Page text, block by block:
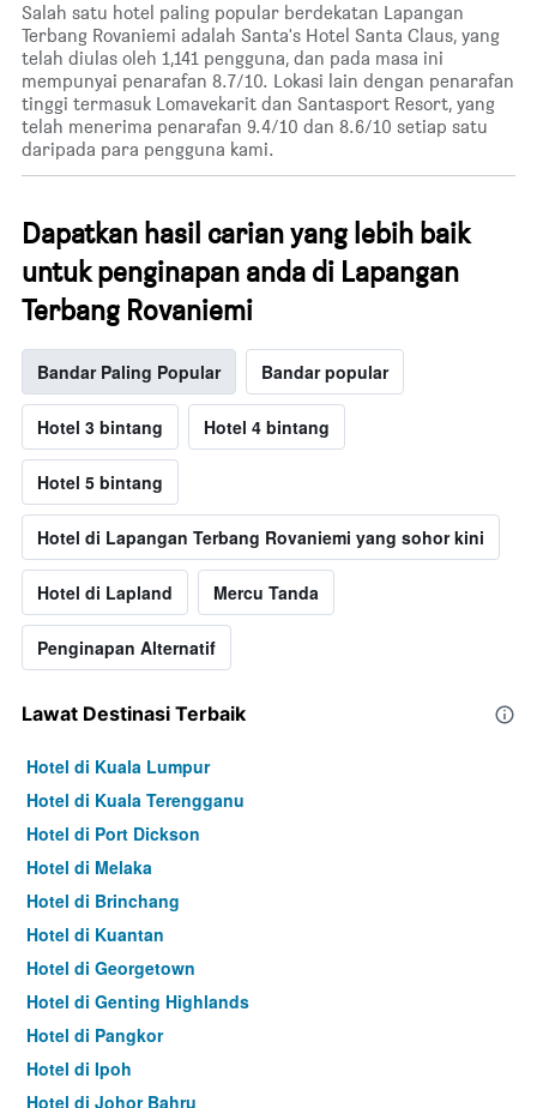
Salah satu hotel paling popular berdekatan Lapangan
Terbang Rovaniemi adalah Santa's Hotel Santa Claus, yang
telah diulas oleh 1,141 pengguna, dan pada masa ini
mempunyai penarafan 8.7/10. Lokasi lain dengan penarafan
tinggi termasuk Lomavekarit dan Santasport Resort, yang
telah menerima penarafan 9.4/10 dan 8.6/10 setiap satu
daripada para pengguna kami.
Dapatkan hasil carian yang lebih baik
untuk penginapan anda di Lapangan
Terbang Rovaniemi
Bandar Paling Popular Bandar popular
Hotel 3 bintang Hotel 4 bintang
Hotel 5 bintang
Hotel di Lapangan Terbang Rovaniemi yang sohor kini
Hotel di Lapland Mercu Tanda
Penginapan Alternatif
Lawat Destinasi Terbaik
Hotel di Kuala Lumpur
Hotel di Kuala Terengganu
Hotel di Port Dickson
Hotel di Melaka
Hotel di Brinchang
Hotel di Kuantan
Hotel di Georgetown
Hotel di Genting Highlands
Hotel di Pangkor
Hotel di Ipoh
Hotel di Johor Bahru